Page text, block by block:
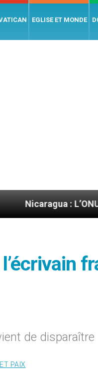
EGLISE ET MONDE
: L’ONU exige des
de disparaître
PAIX